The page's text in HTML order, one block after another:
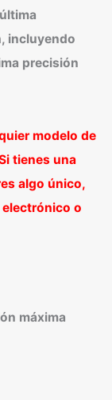
incluyendo
precisión
modelo de
tienes una
algo único,
o
máxima